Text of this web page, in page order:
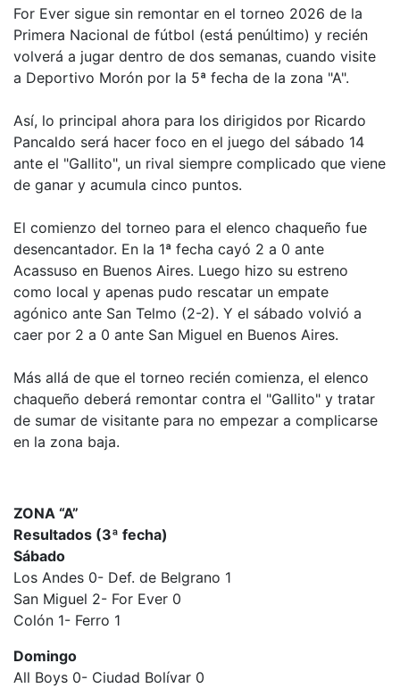
For Ever sigue sin remontar en el torneo 2026 de la
Primera Nacional de fútbol (está penúltimo) y recién
volverá a jugar dentro de dos semanas, cuando visite
a Deportivo Morón por la 5ª fecha de la zona "A".
Así, lo principal ahora para los dirigidos por Ricardo
Pancaldo será hacer foco en el juego del sábado 14
ante el "Gallito", un rival siempre complicado que viene
de ganar y acumula cinco puntos.
El comienzo del torneo para el elenco chaqueño fue
desencantador. En la 1ª fecha cayó 2 a 0 ante
Acassuso en Buenos Aires. Luego hizo su estreno
como local y apenas pudo rescatar un empate
agónico ante San Telmo (2-2). Y el sábado volvió a
caer por 2 a 0 ante San Miguel en Buenos Aires.
Más allá de que el torneo recién comienza, el elenco
chaqueño deberá remontar contra el "Gallito" y tratar
de sumar de visitante para no empezar a complicarse
en la zona baja.
ZONA “A”
Resultados (3ª fecha)
Sábado
Los Andes 0- Def. de Belgrano 1
San Miguel 2- For Ever 0
Colón 1- Ferro 1
Domingo
All Boys 0- Ciudad Bolívar 0